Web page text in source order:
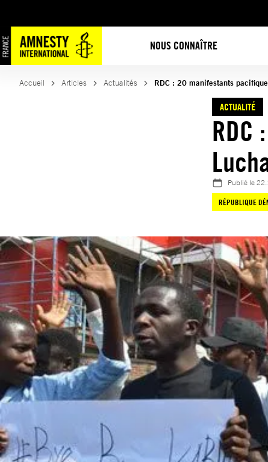
NOUS CONNAÎTRE
au
contenu
Accueil Articles Actualités RDC : 20 manifestants
ACTUALITÉ
RDC
Publié le
RÉPUBLIQUE